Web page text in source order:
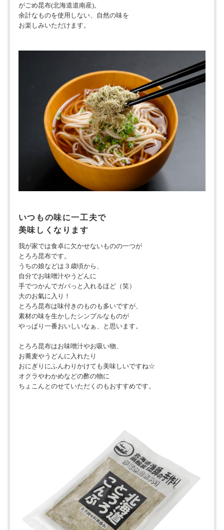
がごめ昆布(北海道道南産)。
余計なものを使用しない、自然の味を
お楽しみいただけます。
いつもの味に一工夫で
美味しくなります
我が家では食卓に欠かせないものの一つが
とろろ昆布です。
うちの娘などは３歳頃から、
自分でお味噌汁やうどんに
手でつかんでガバっと入れるほど（笑）
大のお氣に入り！
とろろ昆布は味付きのものも多いですが、
素材の味を生かしたシンプルなものが
やっぱり一番おいしいなぁ、と思います。
とろろ昆布はお味噌汁やお吸い物、
お蕎麦やうどんに入れたり
おにぎりにふんわりかけても美味しいですね☆
オクラやわかめなどの酢の物に
ちょこんとのせていただくのもおすすめです。